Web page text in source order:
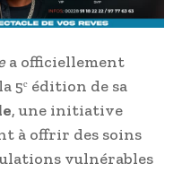
a officiellement
5ᵉ édition de sa
, une initiative
à offrir des soins
vulnérables